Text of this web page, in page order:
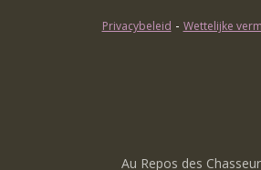
Privacybeleid - Wettelijke
Au Repos des